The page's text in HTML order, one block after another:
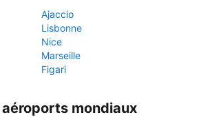
Ajaccio
Lisbonne
Nice
Marseille
Figari
mondiaux